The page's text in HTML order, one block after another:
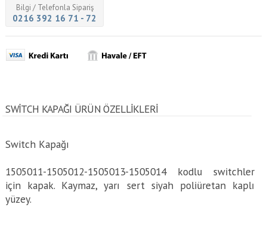
Bilgi / Telefonla Sipariş
0216 392 16 71 - 72
SWITCH KAPAĞI ÜRÜN ÖZELLİKLERİ
Switch Kapağı
1505011-1505012-1505013-1505014 kodlu switchler
için kapak. Kaymaz, yarı sert siyah poliüretan kaplı
yüzey.